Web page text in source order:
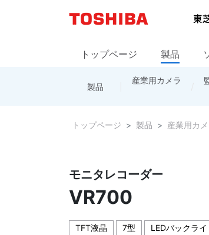
トップページ 製品
製品
トップページ
産業用カメラ防災・通
カメラ製品
お問い合わせ
会社概要
トップページ 製品 産業用カ
モニタレコーダー
VR700
TFT液晶 7型 LEDバックライ